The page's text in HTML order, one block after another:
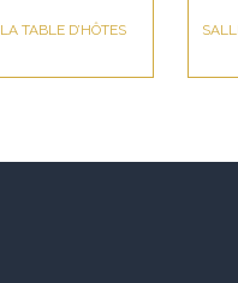
LA TABLE D’HÔTES